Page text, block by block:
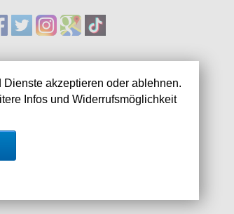
akzeptieren oder ablehnen.
Infos und Widerrufsmöglichkeit